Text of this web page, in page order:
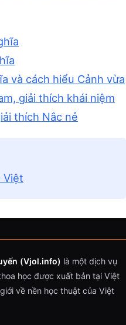
và cách hiểu Cảnh vừa
giải thích khái niệm
thích Nắc nẻ
Việt
(Vjol.info) là một dịch vụ
học được xuất bản tại Việt
về nền học thuật của Việt